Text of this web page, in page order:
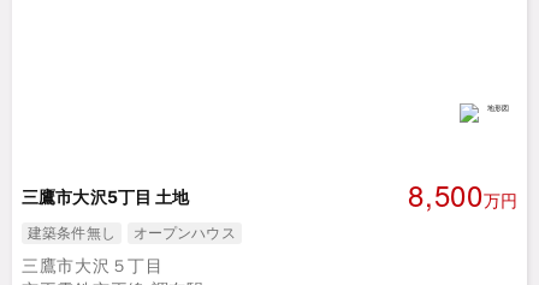
三鷹市大沢5丁目 土地 8,500万円
建築条件無し オープンハウス
三鷹市大沢５丁目